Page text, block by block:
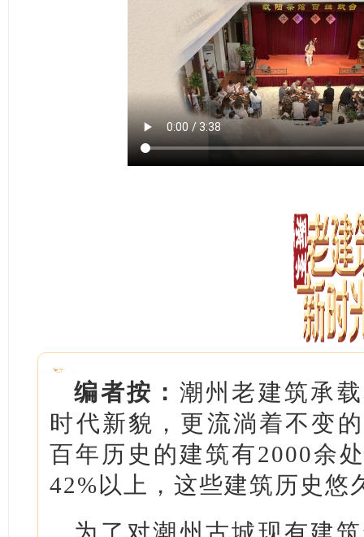
编者按： 潮州老建筑承
时代新貌，更流淌着不变
百年历史的建筑有2000余
42%以上，这些建筑历史悠